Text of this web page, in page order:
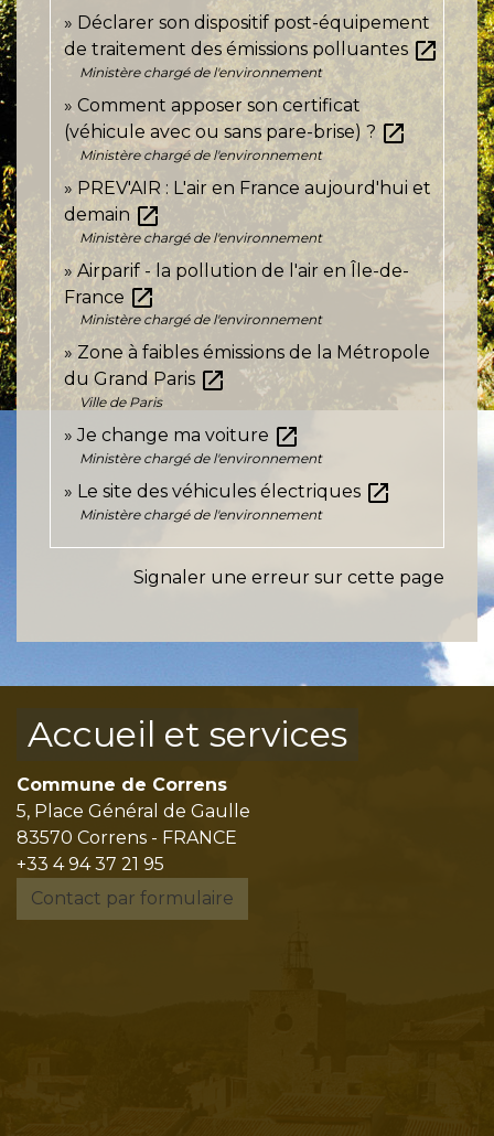
Déclarer son dispositif post-équipement
de traitement des émissions polluantes open_in_new
Ministère chargé de l'environnement
Comment apposer son certificat
(véhicule avec ou sans pare-brise) ? open_in_new
Ministère chargé de l'environnement
PREV'AIR : L'air en France aujourd'hui et
demain open_in_new
Ministère chargé de l'environnement
Airparif - la pollution de l'air en Île-de-
France open_in_new
Ministère chargé de l'environnement
Zone à faibles émissions de la Métropole
du Grand Paris open_in_new
Ville de Paris
Je change ma voiture open_in_new
Ministère chargé de l'environnement
Le site des véhicules électriques open_in_new
Ministère chargé de l'environnement
Signaler une erreur sur cette page
Accueil et services
Commune de Correns
5, Place Général de Gaulle
83570 Correns - FRANCE
+33 4 94 37 21 95
Contact par formulaire